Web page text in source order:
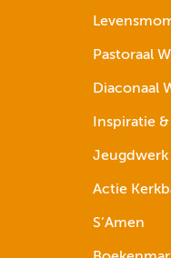
Pastoraal
Diaconaal
Inspiratie
Jeugdwerk
Actie
S’Amen